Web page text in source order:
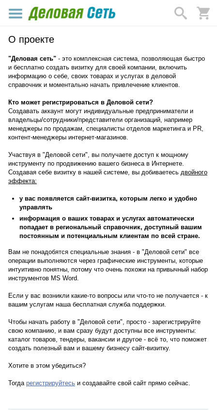
О проекте
"Деловая сеть" - это комплексная система, позволяющая быстро
и бесплатно создать визитку для своей компании, включить
информацию о себе, своих товарах и услугах в деловой
справочник и моментально начать привлечение клиентов.
Кто может регистрироваться в Деловой сети?
Создавать аккаунт могут индивидуальные предприниматели и
владельцы/сотрудники/представители организаций, например
менеджеры по продажам, специалисты отделов маркетинга и PR,
контент-менеджеры интернет-магазинов.
Участвуя в "Деловой сети", вы получаете доступ к мощному
инструменту по продвижению вашего бизнеса в Интернете.
Создавая себе визитку в нашей системе, вы добиваетесь двойного
эффекта:
у вас появляется сайт-визитка, которым легко и удобно
управлять
информация о ваших товарах и услугах автоматически
попадает в региональный справочник, доступный вашим
постоянным и потенциальным клиентам по всей стране.
Вам не понадобятся специальные знания - в "Деловой сети" все
операции выполняются через графические инструменты, которые
интуитивно понятны, потому что очень похожи на привычный набор
инструментов MS Word.
Если у вас возникли какие-то вопросы или что-то не получается - к
вашим услугам наша бесплатная служба поддержки.
Чтобы начать работу в "Деловой сети", просто - зарегистрируйте
свою компанию, и вам сразу будут доступны все инструменты:
каталог товаров, тендеры, вакансии и другое - всё то, что поможет
создать полезный вам и вашему бизнесу сайт-визитку.
Хотите в этом убедиться?
Тогда регистрируйтесь и создавайте свой сайт прямо сейчас.